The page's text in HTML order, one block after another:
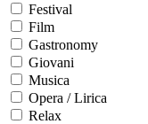
Festival
Film
Gastronomy
Giovani
Musica
Opera / Lirica
Relax